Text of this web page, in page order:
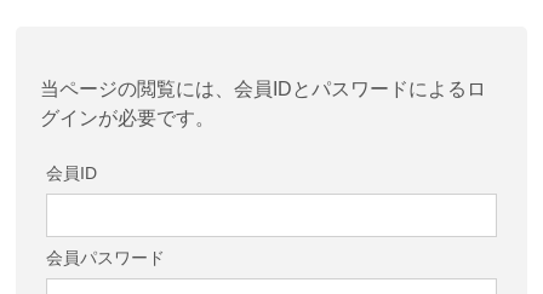
当ページの閲覧には、会員IDとパスワードによるロ
グインが必要です。
会員ID
会員パスワード